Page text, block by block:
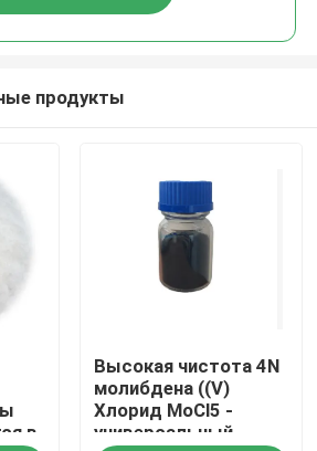
продукты
в
Высокая чистота 4N
молибдена ((V)
Хлорид MoCl5 -
универсальный